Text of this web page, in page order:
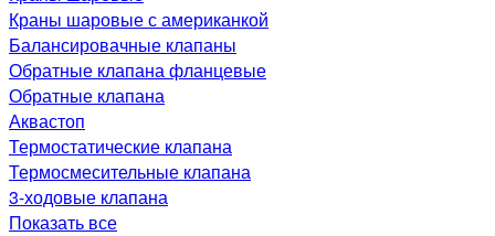
Краны шаровые с американкой
Балансировачные клапаны
Обратные клапана фланцевые
Обратные клапана
Аквастоп
Термостатические клапана
Термосмесительные клапана
3-ходовые клапана
Показать все